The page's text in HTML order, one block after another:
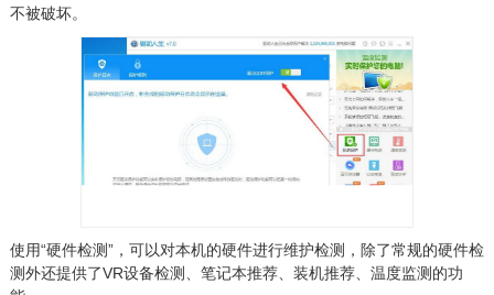
不被破坏。
使用“硬件检测”，可以对本机的硬件进行维护检测，除了常规的硬件检
测外还提供了VR设备检测、笔记本推荐、装机推荐、温度监测的功